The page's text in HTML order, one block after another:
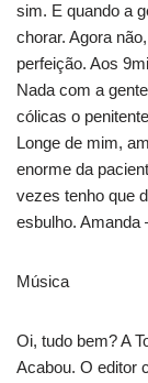
sim. E quando a
chorar. Agora
perfeição. Aos
Nada com a
cólicas o
Longe de mim,
enorme da
vezes tenho que
esbulho. Amanda
Música
Oi, tudo bem? A
Acabou. O editor